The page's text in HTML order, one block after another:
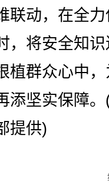
联动，在全
，将安全知
植群众心中
添坚实保障
提供)